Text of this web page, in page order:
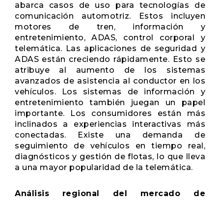
abarca casos de uso para tecnologías de
comunicación automotriz. Estos incluyen
motores de tren, información y
entretenimiento, ADAS, control corporal y
telemática. Las aplicaciones de seguridad y
ADAS están creciendo rápidamente. Esto se
atribuye al aumento de los sistemas
avanzados de asistencia al conductor en los
vehículos. Los sistemas de información y
entretenimiento también juegan un papel
importante. Los consumidores están más
inclinados a experiencias interactivas más
conectadas. Existe una demanda de
seguimiento de vehículos en tiempo real,
diagnósticos y gestión de flotas, lo que lleva
a una mayor popularidad de la telemática.
Análisis regional del mercado de